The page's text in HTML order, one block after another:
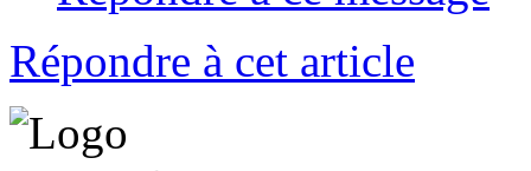
Répondre à cet article